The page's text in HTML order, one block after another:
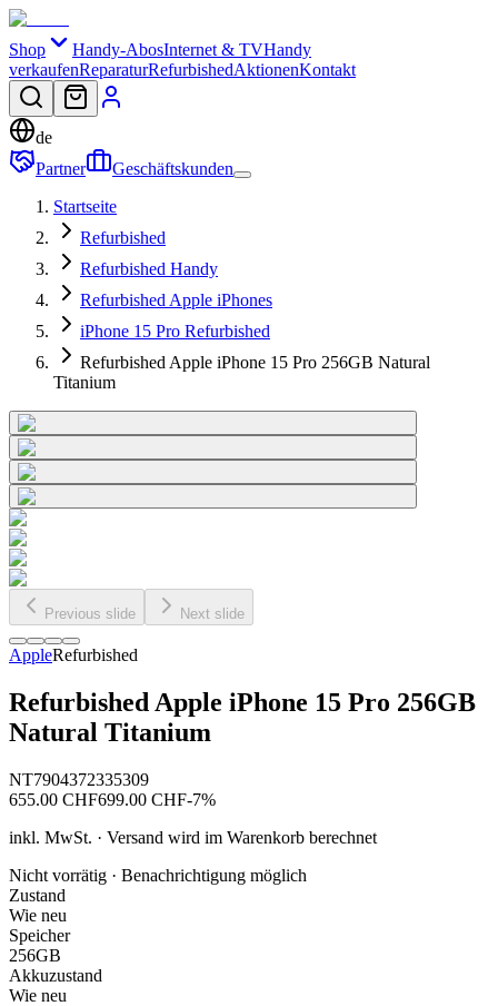
Shop Handy-AbosInternet & TVHandy
verkaufenReparaturRefurbishedAktionenKontakt
de
Partner
Geschäftskunden
Startseite
Refurbished
Refurbished Handy
Refurbished Apple iPhones
iPhone 15 Pro Refurbished
Refurbished Apple iPhone 15 Pro 256GB Natural
Titanium
Previous slide Next slide
AppleRefurbished
Refurbished Apple iPhone 15 Pro 256GB
Natural Titanium
NT7904372335309
655.00 CHF699.00 CHF-7%
inkl. MwSt. · Versand wird im Warenkorb berechnet
Nicht vorrätig · Benachrichtigung möglich
Zustand
Wie neu
Speicher
256GB
Akkuzustand
Wie neu